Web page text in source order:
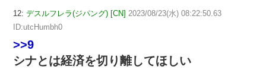
12: デスルフレラ(ジパング) [CN] 2023/08/23(水) 08:22:50.63
ID:utcHumbh0
>>9
シナとは経済を切り離してほしい